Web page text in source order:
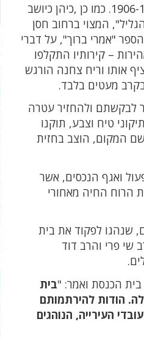
בית הכנסת הוקם על-ידי הרב ברוך מרכוס ז"ל, רבה הראשי הראשון של חיפה בשנים 1906-1955. כמו כן ,כיהן כיושב
המצוי ברחוב חסן
הספר "אמרי ברוך", על דברי
– קירותיו התקלפו
אותו וריח צחנה הורגש
מעטים בלבד.
לבקשתם ולהחזיר עטרה
טיח וצבע, תוקנו
המקום, הוצב בחזית
ואגף הנכסים, אשר
הרוח החיה מאחורי
שנהגו לפקוד את בית
פרי והרב דוד
הכנסת ואמר: "בית
הודות להירתמותם
העירייה, הנוהגים